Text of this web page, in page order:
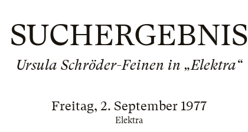
SUCHERGEBNIS
Ursula Schröder-Feinen in „Elektra“
Freitag, 2. September 1977
Elektra